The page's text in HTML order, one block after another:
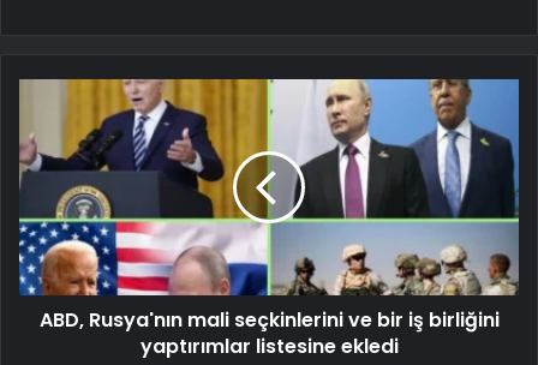
ABD, Rusya'nın mali seçkinlerini ve bir iş birliğini
yaptırımlar listesine ekledi